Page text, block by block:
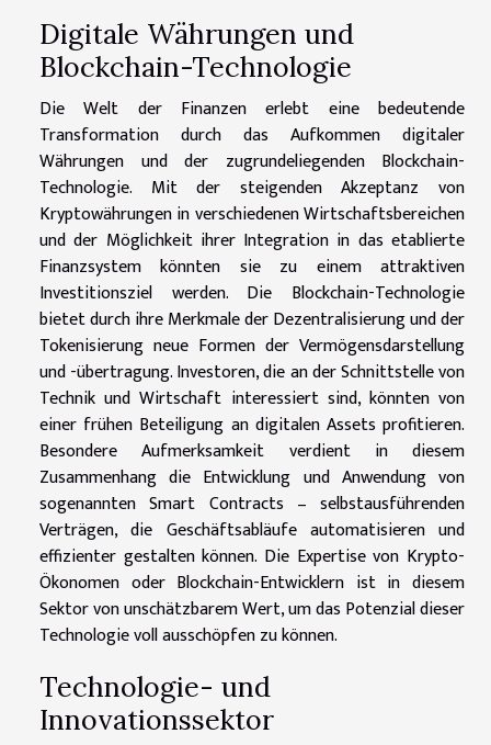
Digitale Währungen und
Blockchain-Technologie
Die Welt der Finanzen erlebt eine bedeutende
Transformation durch das Aufkommen digitaler
Währungen und der zugrundeliegenden Blockchain-
Technologie. Mit der steigenden Akzeptanz von
Kryptowährungen in verschiedenen Wirtschaftsbereichen
und der Möglichkeit ihrer Integration in das etablierte
Finanzsystem könnten sie zu einem attraktiven
Investitionsziel werden. Die Blockchain-Technologie
bietet durch ihre Merkmale der Dezentralisierung und der
Tokenisierung neue Formen der Vermögensdarstellung
und -übertragung. Investoren, die an der Schnittstelle von
Technik und Wirtschaft interessiert sind, könnten von
einer frühen Beteiligung an digitalen Assets profitieren.
Besondere Aufmerksamkeit verdient in diesem
Zusammenhang die Entwicklung und Anwendung von
sogenannten Smart Contracts – selbstausführenden
Verträgen, die Geschäftsabläufe automatisieren und
effizienter gestalten können. Die Expertise von Krypto-
Ökonomen oder Blockchain-Entwicklern ist in diesem
Sektor von unschätzbarem Wert, um das Potenzial dieser
Technologie voll ausschöpfen zu können.
Technologie- und
Innovationssektor